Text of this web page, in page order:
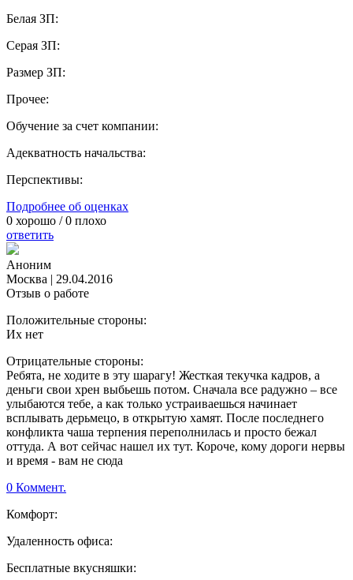
Белая ЗП:
Серая ЗП:
Размер ЗП:
Прочее:
Обучение за счет компании:
Адекватность начальства:
Перспективы:
Подробнее об оценках
0 хорошо /0 плохо
ответить
Аноним
Москва | 29.04.2016
Отзыв о работе
Положительные стороны:
Их нет
Отрицательные стороны:
Ребята, не ходите в эту шарагу! Жесткая текучка кадров, а
деньги свои хрен выбьешь потом. Сначала все радужно – все
улыбаются тебе, а как только устраиваешься начинает
всплывать дерьмецо, в открытую хамят. После последнего
конфликта чаша терпения переполнилась и просто бежал
оттуда. А вот сейчас нашел их тут. Короче, кому дороги нервы
и время - вам не сюда
0 Коммент.
Комфорт:
Удаленность офиса:
Бесплатные вкусняшки: